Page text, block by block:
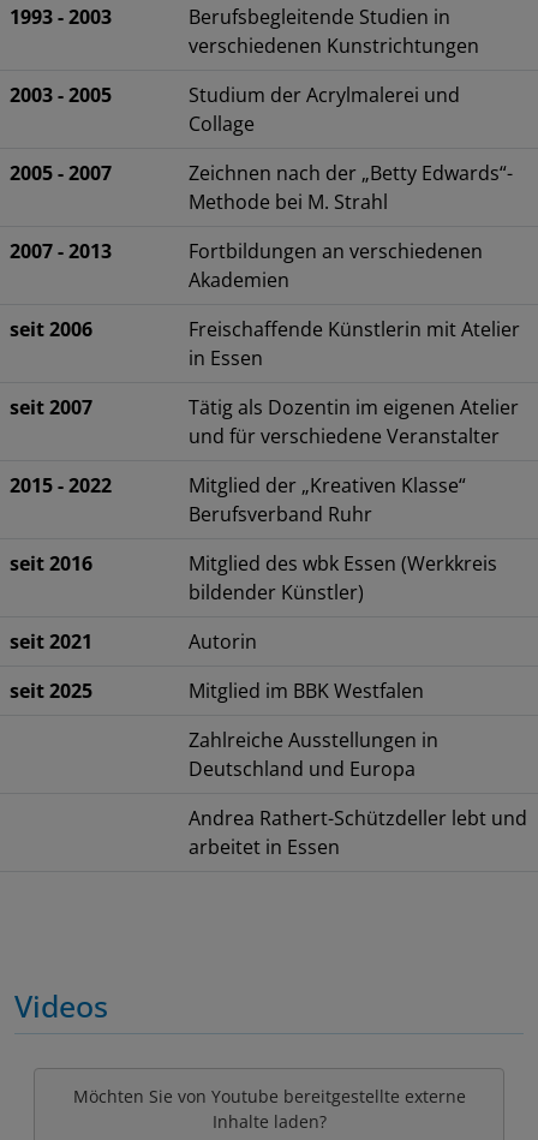
1993 - 2003
Berufsbegleitende Studien in
verschiedenen Kunstrichtungen
2003 - 2005
Studium der Acrylmalerei und
Collage
2005 - 2007
Zeichnen nach der „Betty Edwards“-
Methode bei M. Strahl
2007 - 2013
Fortbildungen an verschiedenen
Akademien
seit 2006
Freischaffende Künstlerin mit Atelier
in Essen
seit 2007
Tätig als Dozentin im eigenen Atelier
und für verschiedene Veranstalter
2015 - 2022
Mitglied der „Kreativen Klasse“
Berufsverband Ruhr
seit 2016
Mitglied des wbk Essen (Werkkreis
bildender Künstler)
seit 2021
Autorin
seit 2025
Mitglied im BBK Westfalen
Zahlreiche Ausstellungen in
Deutschland und Europa
Andrea Rathert-Schützdeller lebt und
arbeitet in Essen
Videos
Möchten Sie von Youtube bereitgestellte externe
Inhalte laden?